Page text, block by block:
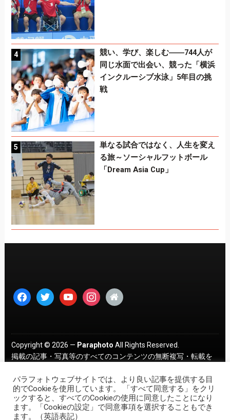
競い、学び、楽しむ――744人が
同じ水面で出会い、競った「横浜
インクルーシブ水泳」5年目の挑
戦
単なる試合ではなく、人生を変え
る旅～ソーシャルフットボール
「Dream Asia Cup」
facebooktwitter youtubeinstagram
home
Copyright © 2026 — Paraphoto All Rights Reserved.
掲載の記事・写真等のすべてのコンテンツの無断複写・転載を
パラフォトウェブサイトでは、より良い記事を提供する目
的でCookieを使用しています。 「すべて同意する」をクリ
ックすると、すべてのCookieの使用に同意したことになり
ます。「Cookieの設定」で同意事項を選択することもでき
ます。（英語表記）